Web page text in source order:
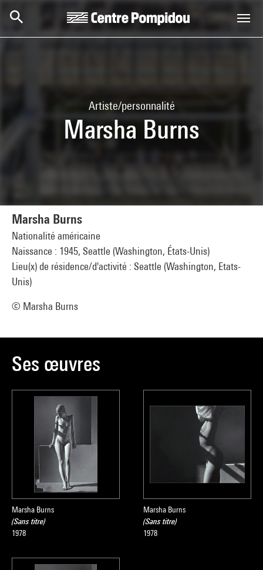
Artiste/personnalité
Marsha Burns
Marsha Burns
Nationalité américaine
Naissance : 1945, Seattle (Washington, États-Unis)
Lieu(x) de résidence/d'activité : Seattle (Washington, Etats-
Unis)
© Marsha Burns
Ses œuvres
Marsha Burns
(Sans titre)
1978
Marsha Burns
(Sans titre)
1978